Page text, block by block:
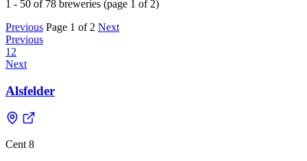
1 - 50 of 78 breweries (page 1 of 2)
Previous Page 1 of 2 Next
Previous
1 2
Next
Alsfelder
Cent 8